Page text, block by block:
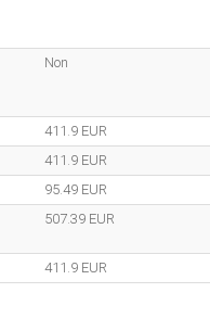
Non
411.9 EUR
411.9 EUR
95.49 EUR
507.39 EUR
411.9 EUR